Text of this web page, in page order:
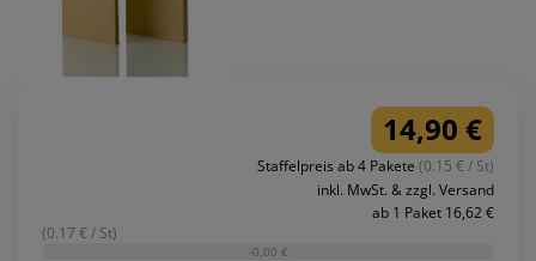
14,90 €
Staffelpreis ab 4 Pakete (0.15 € / St)
inkl. MwSt. & zzgl. Versand
ab 1 Paket 16,62 €
(0.17 € / St)
-0,00 €